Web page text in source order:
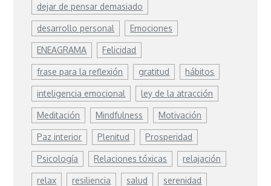
dejar de pensar demasiado
desarrollo personal Emociones
ENEAGRAMA Felicidad
frase para la reflexión gratitud hábitos
inteligencia emocional ley de la atracción
Meditación Mindfulness Motivación
Paz interior Plenitud Prosperidad
Psicología Relaciones tóxicas relajación
relax resiliencia salud serenidad